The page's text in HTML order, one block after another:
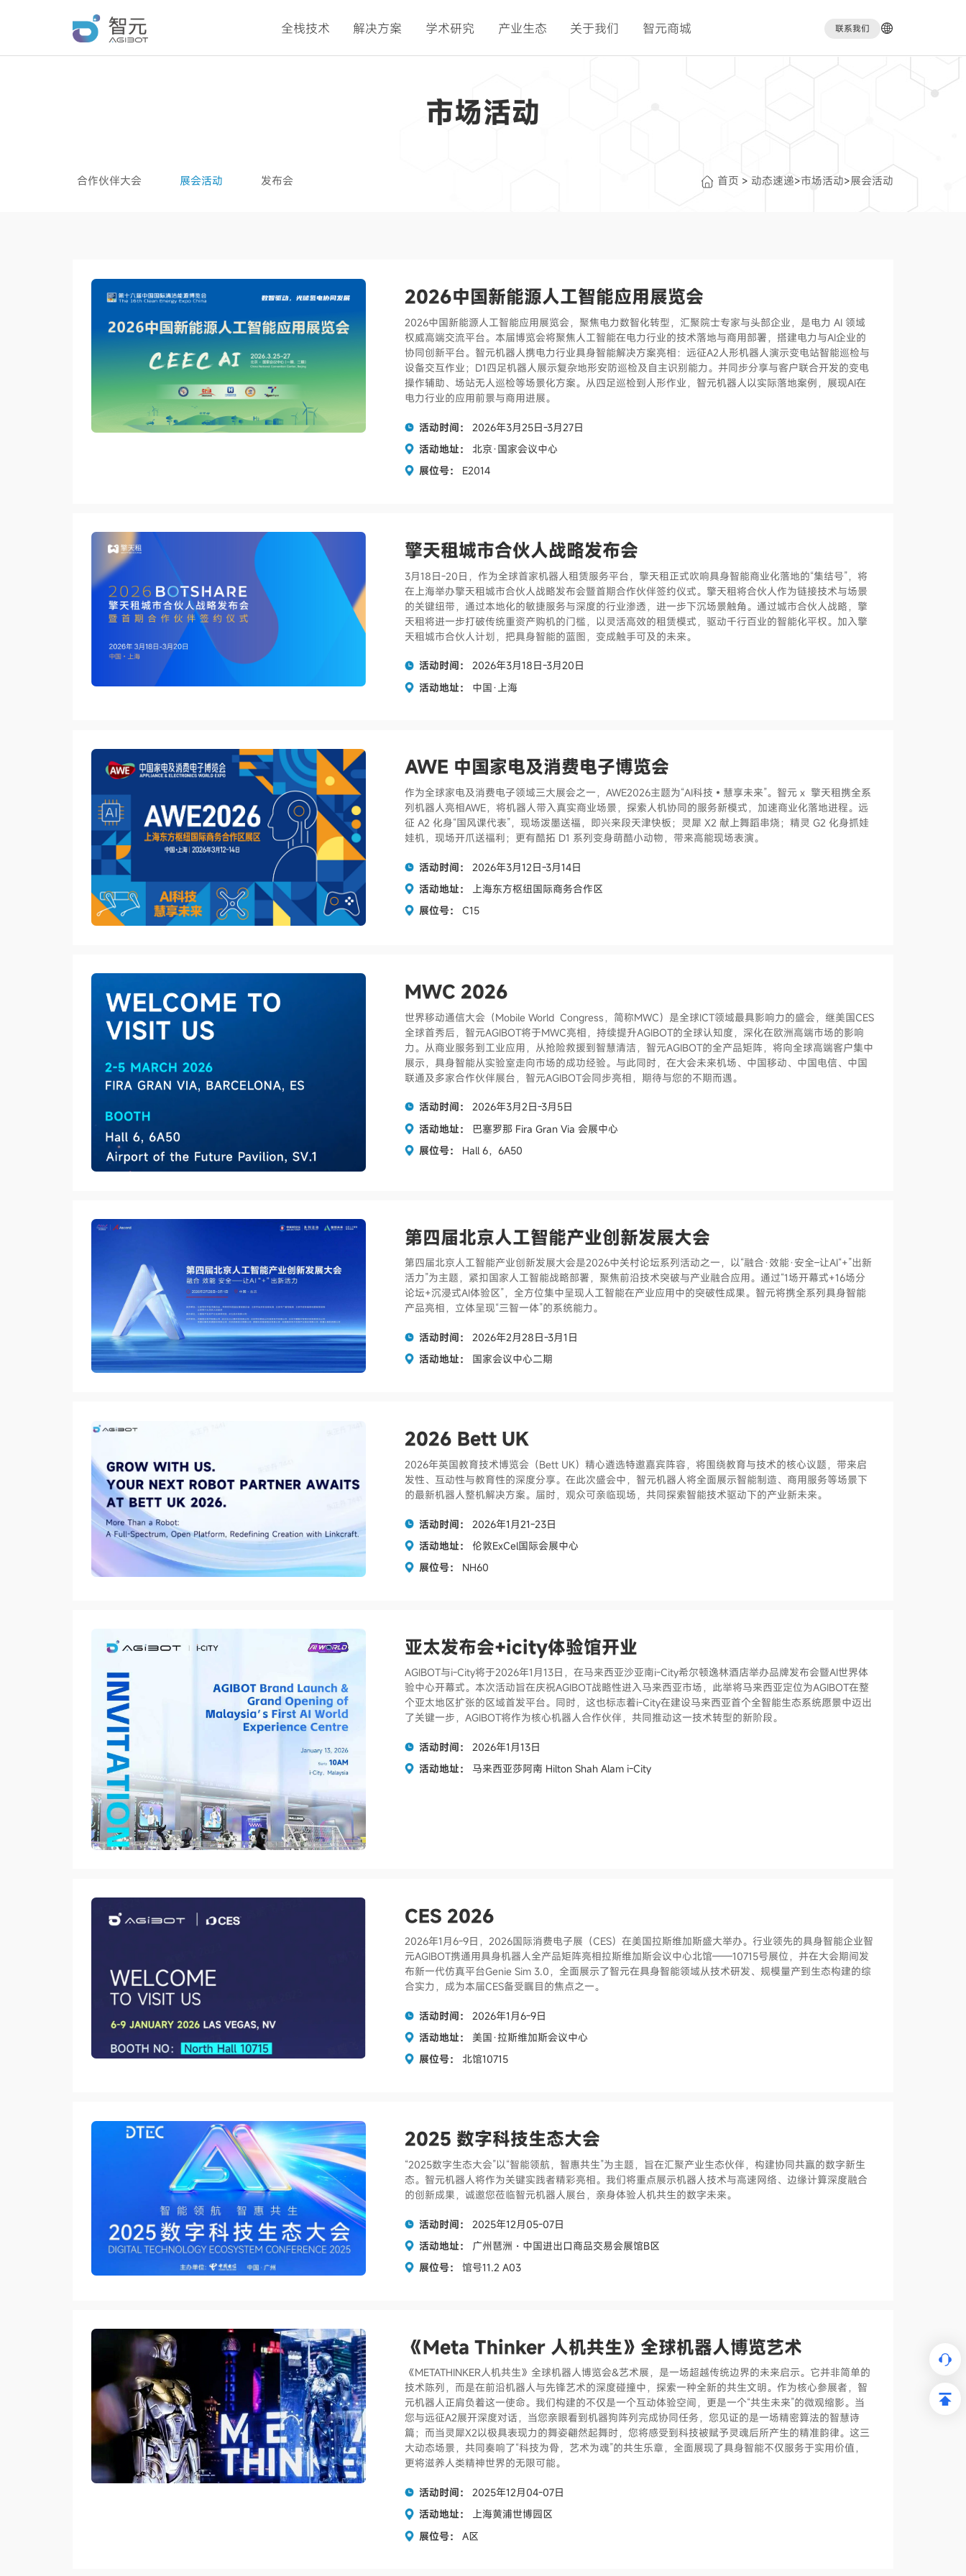
全栈技术 解决方案 学术研究 产业生态 关于我们 智元商城 联系我们
市场活动
合作伙伴大会 展会活动 发布会 首页 > 动态速递>市场活动>展会活动
2026中国新能源人工智能应用展览会
2026中国新能源人工智能应用展览会，聚焦电力数智化转型，汇聚院士专家与头部企业，是电力 AI 领域
权威高端交流平台。本届博览会将聚焦人工智能在电力行业的技术落地与商用部署，搭建电力与AI企业的
协同创新平台。智元机器人携电力行业具身智能解决方案亮相：远征A2人形机器人演示变电站智能巡检与
设备交互作业；D1四足机器人展示复杂地形安防巡检及自主识别能力。并同步分享与客户联合开发的变电
操作辅助、场站无人巡检等场景化方案。从四足巡检到人形作业，智元机器人以实际落地案例，展现AI在
电力行业的应用前景与商用进展。
活动时间：
2026年3月25日-3月27日
活动地址：
北京·国家会议中心
展位号：
E2014
擎天租城市合伙人战略发布会
3月18日-20日，作为全球首家机器人租赁服务平台，擎天租正式吹响具身智能商业化落地的“集结号”，将
在上海举办擎天租城市合伙人战略发布会暨首期合作伙伴签约仪式。擎天租将合伙人作为链接技术与场景
的关键纽带，通过本地化的敏捷服务与深度的行业渗透，进一步下沉场景触角。通过城市合伙人战略，擎
天租将进一步打破传统重资产购机的门槛，以灵活高效的租赁模式，驱动千行百业的智能化平权。加入擎
天租城市合伙人计划，把具身智能的蓝图，变成触手可及的未来。
活动时间：
2026年3月18日-3月20日
活动地址：
中国·上海
AWE 中国家电及消费电子博览会
作为全球家电及消费电子领域三大展会之一，AWE2026主题为“AI科技•慧享未来”。智元 x 擎天租携全系
列机器人亮相AWE，将机器人带入真实商业场景，探索人机协同的服务新模式，加速商业化落地进程。远
征 A2 化身“国风课代表”，现场泼墨送福，即兴来段天津快板；灵犀 X2 献上舞蹈串烧；精灵 G2 化身抓娃
娃机，现场开爪送福利；更有酷拓 D1 系列变身萌酷小动物，带来高能现场表演。
活动时间：
2026年3月12日-3月14日
活动地址：
上海东方枢纽国际商务合作区
展位号：
C15
MWC 2026
世界移动通信大会（Mobile World Congress，简称MWC）是全球ICT领域最具影响力的盛会，继美国CES
全球首秀后，智元AGIBOT将于MWC亮相，持续提升AGIBOT的全球认知度，深化在欧洲高端市场的影响
力。从商业服务到工业应用，从抢险救援到智慧清洁，智元AGIBOT的全产品矩阵，将向全球高端客户集中
展示，具身智能从实验室走向市场的成功经验。与此同时，在大会未来机场、中国移动、中国电信、中国
联通及多家合作伙伴展台，智元AGIBOT会同步亮相，期待与您的不期而遇。
活动时间：
2026年3月2日-3月5日
活动地址：
巴塞罗那 Fira Gran Via 会展中心
展位号：
Hall 6，6A50
第四届北京人工智能产业创新发展大会
第四届北京人工智能产业创新发展大会是2026中关村论坛系列活动之一，以“融合·效能·安全–让AI“+”出新
活力”为主题，紧扣国家人工智能战略部署，聚焦前沿技术突破与产业融合应用。通过“1场开幕式+16场分
论坛+沉浸式AI体验区”，全方位集中呈现人工智能在产业应用中的突破性成果。智元将携全系列具身智能
产品亮相，立体呈现“三智一体”的系统能力。
活动时间：
2026年2月28日-3月1日
活动地址：
国家会议中心二期
2026 Bett UK
2026年英国教育技术博览会（Bett UK）精心遴选特邀嘉宾阵容，将围绕教育与技术的核心议题，带来启
发性、互动性与教育性的深度分享。在此次盛会中，智元机器人将全面展示智能制造、商用服务等场景下
的最新机器人整机解决方案。届时，观众可亲临现场，共同探索智能技术驱动下的产业新未来。
活动时间：
2026年1月21-23日
活动地址：
伦敦ExCel国际会展中心
展位号：
NH60
亚太发布会+icity体验馆开业
AGIBOT与i-City将于2026年1月13日，在马来西亚沙亚南i-City希尔顿逸林酒店举办品牌发布会暨AI世界体
验中心开幕式。本次活动旨在庆祝AGIBOT战略性进入马来西亚市场，此举将马来西亚定位为AGIBOT在整
个亚太地区扩张的区域首发平台。同时，这也标志着i-City在建设马来西亚首个全智能生态系统愿景中迈出
了关键一步，AGIBOT将作为核心机器人合作伙伴，共同推动这一技术转型的新阶段。
活动时间：
2026年1月13日
活动地址：
马来西亚莎阿南 Hilton Shah Alam i-City
CES 2026
2026年1月6-9日，2026国际消费电子展（CES）在美国拉斯维加斯盛大举办。行业领先的具身智能企业智
元AGIBOT携通用具身机器人全产品矩阵亮相拉斯维加斯会议中心北馆——10715号展位，并在大会期间发
布新一代仿真平台Genie Sim 3.0，全面展示了智元在具身智能领域从技术研发、规模量产到生态构建的综
合实力，成为本届CES备受瞩目的焦点之一。
活动时间：
2026年1月6-9日
活动地址：
美国·拉斯维加斯会议中心
展位号：
北馆10715
2025 数字科技生态大会
“2025数字生态大会”以“智能领航，智惠共生”为主题，旨在汇聚产业生态伙伴，构建协同共赢的数字新生
态。智元机器人将作为关键实践者精彩亮相。我们将重点展示机器人技术与高速网络、边缘计算深度融合
的创新成果，诚邀您莅临智元机器人展台，亲身体验人机共生的数字未来。
活动时间：
2025年12月05-07日
活动地址：
广州琶洲・中国进出口商品交易会展馆B区
展位号：
馆号11.2 A03
《Meta Thinker 人机共生》全球机器人博览艺术
《METATHINKER人机共生》全球机器人博览会&艺术展，是一场超越传统边界的未来启示。它并非简单的
技术陈列，而是在前沿机器人与先锋艺术的深度碰撞中，探索一种全新的共生文明。作为核心参展者，智
元机器人正肩负着这一使命。我们构建的不仅是一个互动体验空间，更是一个“共生未来”的微观缩影。当
您与远征A2展开深度对话，当您亲眼看到机器狗阵列完成协同任务，您见证的是一场精密算法的智慧诗
篇；而当灵犀X2以极具表现力的舞姿翩然起舞时，您将感受到科技被赋予灵魂后所产生的精准韵律。这三
大动态场景，共同奏响了“科技为骨，艺术为魂”的共生乐章，全面展现了具身智能不仅服务于实用价值，
更将滋养人类精神世界的无限可能。
活动时间：
2025年12月04-07日
活动地址：
上海黄浦世博园区
展位号：
A区